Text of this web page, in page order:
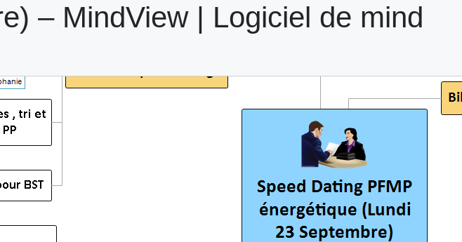
– MindView | Logiciel de mind